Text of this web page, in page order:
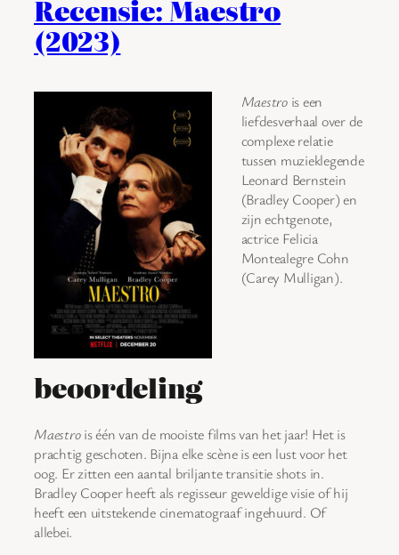
Recensie: Maestro
(2023)
Maestrois een
liefdesverhaal over de
complexe relatie
tussen muzieklegende
Leonard Bernstein
(Bradley Cooper) en
zijn echtgenote,
actrice Felicia
Montealegre Cohn
(Carey Mulligan).
beoordeling
Maestrois één van de mooiste films van het jaar! Het is
prachtig geschoten. Bijna elke scène is een lust voor het
oog. Er zitten een aantal briljante transitie shots in.
Bradley Cooper heeft als regisseur geweldige visie of hij
heeft een uitstekende cinematograaf ingehuurd. Of
allebei.